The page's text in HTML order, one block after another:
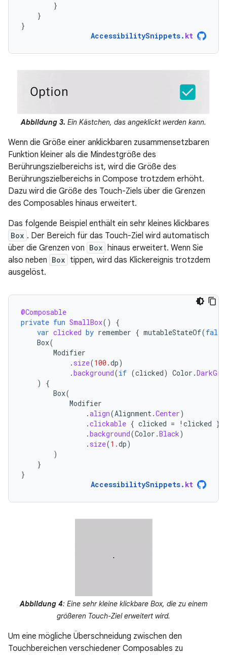
}
}
}
AccessibilitySnippets. kt
Abbildung 3. Ein Kästchen, das angeklickt werden kann.
Wenn die Größe einer anklickbaren zusammensetzbaren
Funktion kleiner als die Mindestgröße des
Berührungszielbereichs ist, wird die Größe des
Berührungszielbereichs in Compose trotzdem erhöht.
Dazu wird die Größe des Touch-Ziels über die Grenzen
des Composables hinaus erweitert.
Das folgende Beispiel enthält ein sehr kleines klickbares
Box . Der Bereich für das Touch-Ziel wird automatisch
über die Grenzen von Box hinaus erweitert. Wenn Sie
also neben Box tippen, wird das Klickereignis trotzdem
ausgelöst.
@Composable
private fun SmallBox()
{
var clicked by remember { mutableStateOf(false
Box(
Modifier
. size(100.dp)
.background(if (clicked) Color .
)
{
Box(
Modifier
.align(Alignment.Center)
.clickable { clicked = ! clicked }
.background(Color .Black)
. size(1.dp)
)
}
}
AccessibilitySnippets. kt
Abbildung 4: Eine sehr kleine klickbare Box, die zu einem
größeren Touch-Ziel erweitert wird.
Um eine mögliche Überschneidung zwischen den
Touchbereichen verschiedener Composables zu